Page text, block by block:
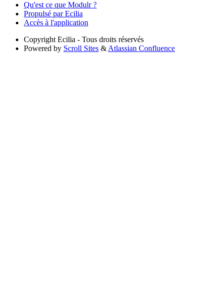
Qu'est ce que Modulr ?
Propulsé par Ecilia
Accès à l'application
Copyright Ecilia - Tous droits réservés
Powered by Scroll Sites & Atlassian Confluence